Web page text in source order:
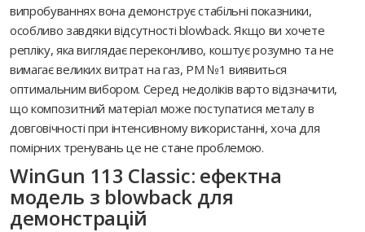
випробуваннях вона демонструє стабільні показники,
особливо завдяки відсутності blowback. Якщо ви хочете
репліку, яка виглядає переконливо, коштує розумно та не
вимагає великих витрат на газ, PM №1 виявиться
оптимальним вибором. Серед недоліків варто відзначити,
що композитний матеріал може поступатися металу в
довговічності при інтенсивному використанні, хоча для
помірних тренувань це не стане проблемою.
WinGun 113 Classic: ефектна
модель з blowback для
демонстрацій